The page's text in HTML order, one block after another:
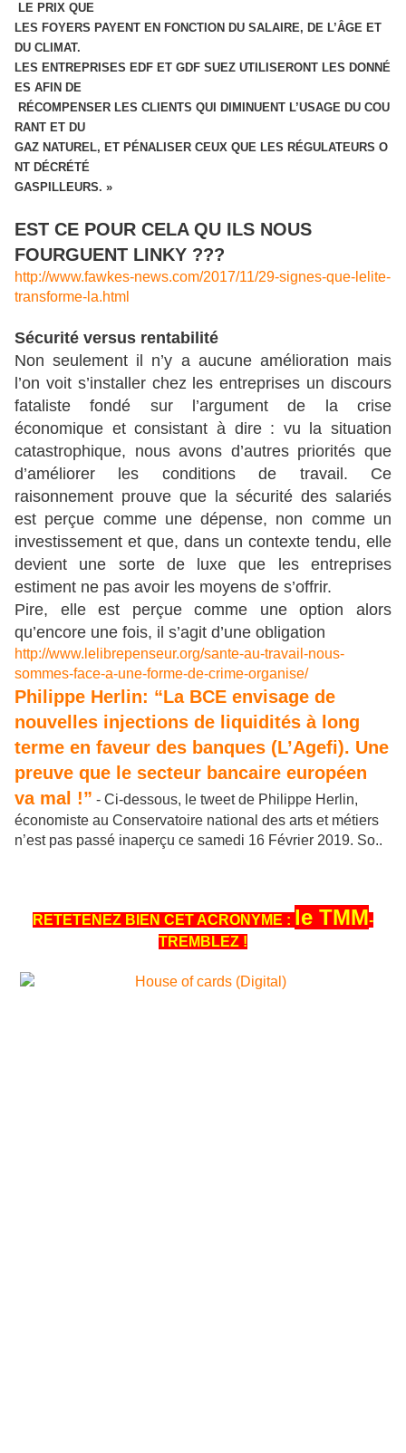
LE PRIX QUE
LES FOYERS PAYENT EN FONCTION DU SALAIRE, DE L’ÂGE ET
DU CLIMAT.
LES ENTREPRISES EDF ET GDF SUEZ UTILISERONT LES DONNÉ
ES AFIN DE
RÉCOMPENSER LES CLIENTS QUI DIMINUENT L’USAGE DU COU
RANT ET DU
GAZ NATUREL, ET PÉNALISER CEUX QUE LES RÉGULATEURS O
NT DÉCRÉTÉ
GASPILLEURS. »
EST CE POUR CELA QU ILS NOUS
FOURGUENT LINKY ???
http://www.fawkes-news.com/2017/11/29-signes-que-lelite-
transforme-la.html
Sécurité versus rentabilité
Non seulement il n’y a aucune amélioration mais
l’on voit s’installer chez les entreprises un discours
fataliste fondé sur l’argument de la crise
économique et consistant à dire : vu la situation
catastrophique, nous avons d’autres priorités que
d’améliorer les conditions de travail. Ce
raisonnement prouve que la sécurité des salariés
est perçue comme une dépense, non comme un
investissement et que, dans un contexte tendu, elle
devient une sorte de luxe que les entreprises
estiment ne pas avoir les moyens de s’offrir.
Pire, elle est perçue comme une option alors
qu’encore une fois, il s’agit d’une obligation
http://www.lelibrepenseur.org/sante-au-travail-nous-
sommes-face-a-une-forme-de-crime-organise/
Philippe Herlin: “La BCE envisage de
nouvelles injections de liquidités à long
terme en faveur des banques (L’Agefi). Une
preuve que le secteur bancaire européen
va mal !” - Ci-dessous, le tweet de Philippe Herlin,
économiste au Conservatoire national des arts et métiers
n’est pas passé inaperçu ce samedi 16 Février 2019. So..
RETETENEZ BIEN CET ACRONYME : le TMM-
TREMBLEZ !